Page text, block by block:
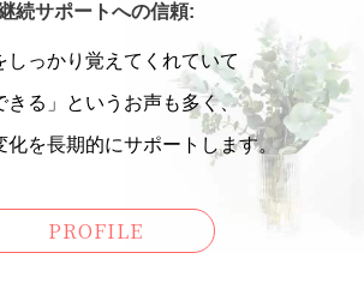
続サポートへの信頼:
しっかり覚えてくれていて
きる」というお声も多く、
化を長期的にサポートします。
PROFILE